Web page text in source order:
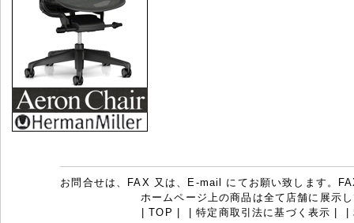
お問合せは、FAX 又は、E-mail にてお願い致します。
ホームページ上の商品は全て店舗に展示
|TOP |特定商取引法に基づく表示 |